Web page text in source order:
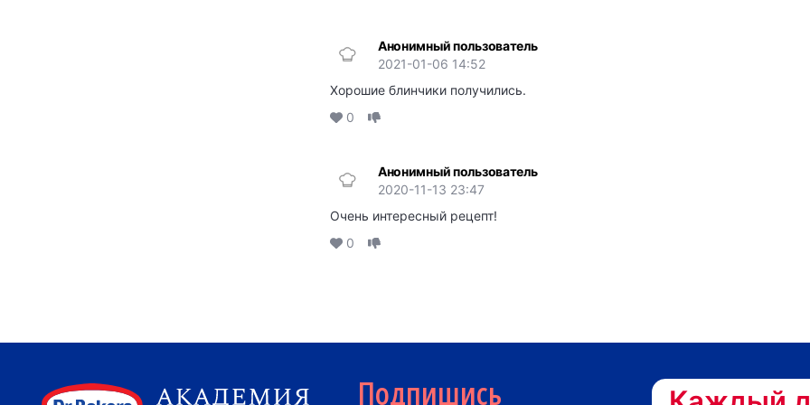
Анонимный пользователь
2021-01-06 14:52
Хорошие блинчики получились.
0
Анонимный пользователь
2020-11-13 23:47
Очень интересный рецепт!
0
Подпишись